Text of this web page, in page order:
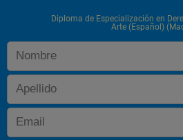
Diploma de Especialización en
Arte (Español)